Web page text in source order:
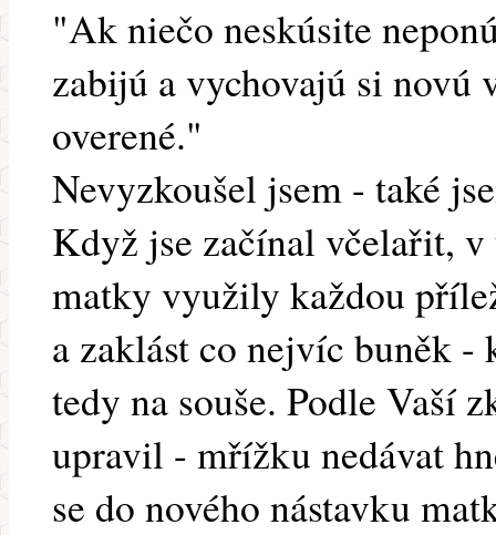
"Ak niečo neskúsite
zabijú a vychovajú si novú
overené."
Nevyzkoušel jsem - také
Když jse začínal včelařit,
matky využily každou
a zaklást co nejvíc buněk
tedy na souše. Podle Vaší
upravil - mřížku nedávat
se do nového nástavku